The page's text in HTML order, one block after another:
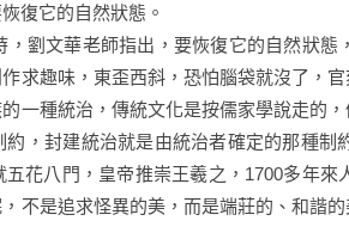
復它的自然狀態。
劉文華老師指出，要恢復它的自然狀態
求趣味，東歪西斜，恐怕腦袋就沒了，
一種統治，傳統文化是按儒家學說走的
，封建統治就是由統治者確定的那種
花八門，皇帝推崇王羲之，1700多年
不是追求怪異的美，而是端莊的、和諧